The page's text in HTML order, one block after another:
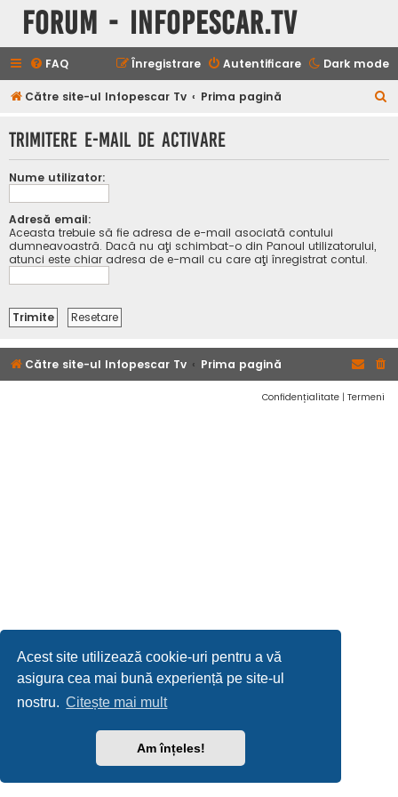
Acest site utilizează cookie-uri pentru a vă
asigura cea mai bună experiență pe site-ul
nostru. Citește mai mult
Am înțeles!
Forum - InfoPescar.Tv
Dark mode
FAQ Autentificare
Înregistrare
Către site-ul Infopescar Tv Prima pagină
t
Trimitere e-mail de activare
Nume utilizator:
Adresă email:
Aceasta trebuie să fie adresa de e-mail asociată contului
dumneavoastră. Dacă nu aţi schimbat-o din Panoul utilizatorului,
atunci este chiar adresa de e-mail cu care aţi înregistrat contul.
Către site-ul Infopescar Tv Prima pagină
Confidențialitate | Termeni